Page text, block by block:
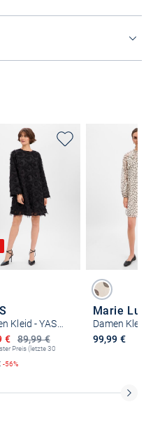
89,99 €
Preis
€
Preis (letzte 30
-56%
Marie
Damen Kleid
99,99 €